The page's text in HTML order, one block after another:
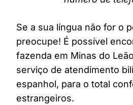
Se a sua língua não for o
preocupe! É possível
fazenda em Minas do
serviço de atendimento
espanhol, para o total
estrangeiros.